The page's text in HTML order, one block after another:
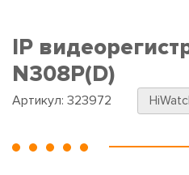
IP
N308P(D)
Артикул: 323972